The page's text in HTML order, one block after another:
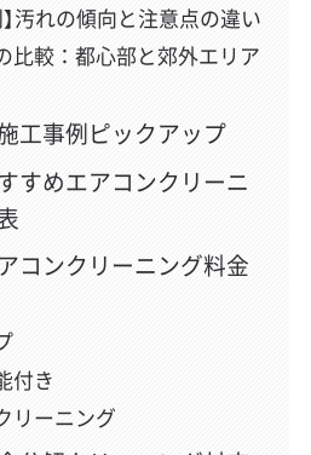
】汚れの傾向と注意点の違い
比較：都心部と郊外エリア
工事例ピックアップ
すめエアコンクリーニ
コンクリーニング料金
付き
リーニング